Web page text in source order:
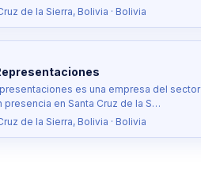
de la Sierra, Bolivia · Bolivia
es una empresa del sector
presencia en Santa Cruz de la S…
de la Sierra, Bolivia · Bolivia